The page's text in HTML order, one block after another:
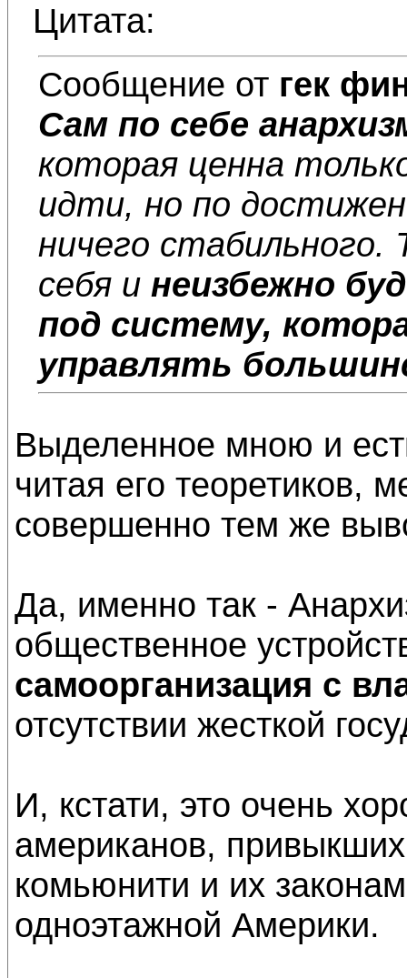
Цитата:
Сообщение от гек
Сам по себе
которая ценна
идти, но по
ничего
себя и неизбежно
под систему,
управлять
Выделенное мною и
читая его теоретиков,
совершенно тем же
Да, именно так -
общественное
самоорганизация с
отсутствии жесткой
И, кстати, это очень
американов,
комьюнити и их
одноэтажной Америки.